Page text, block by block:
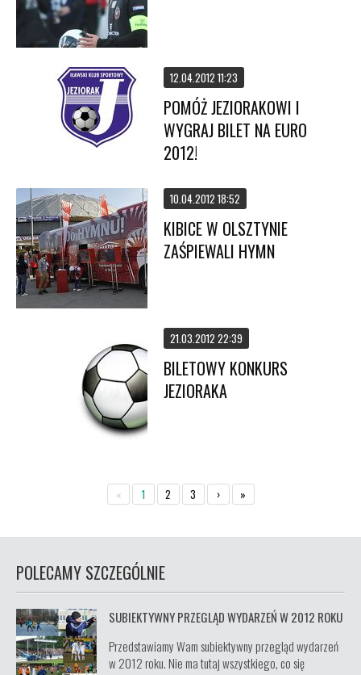
12.04.2012 11:23
POMÓŻ JEZIORAKOWI I
WYGRAJ BILET NA EURO
2012!
10.04.2012 18:52
KIBICE W OLSZTYNIE
ZAŚPIEWALI HYMN
21.03.2012 22:39
BILETOWY KONKURS
JEZIORAKA
« 1 2 3 › »
POLECAMY SZCZEGÓLNIE
SUBIEKTYWNY PRZEGLĄD WYDARZEŃ W 2012 ROKU
Przedstawiamy Wam subiektywny przegląd wydarzeń
w 2012 roku. Nie ma tutaj wszystkiego, co się